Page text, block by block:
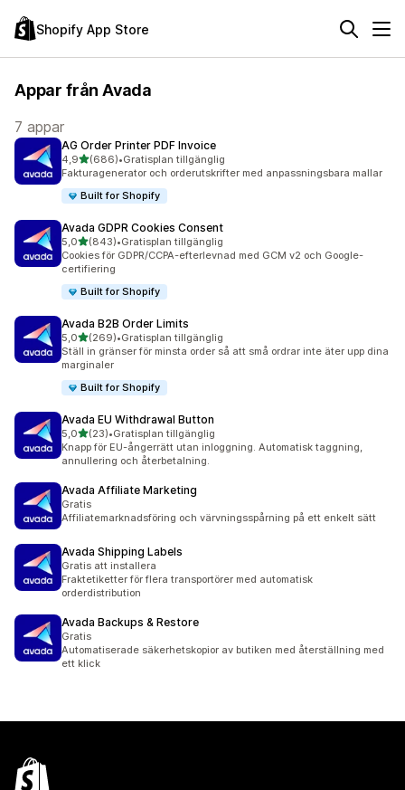
Shopify App Store
Appar från Avada
7 appar
AG Order Printer PDF Invoice
4,9av 5 stjärnor
(686)
686 recensioner totalt
•Gratisplan tillgänglig
Fakturagenerator och orderutskrifter med anpassningsbara mallar
Built for Shopify
Avada GDPR Cookies Consent
5,0av 5 stjärnor
(843)
843 recensioner totalt
•Gratisplan tillgänglig
Cookies för GDPR/CCPA-efterlevnad med GCM v2 och Google-
certifiering
Built for Shopify
Avada B2B Order Limits
5,0av 5 stjärnor
(269)
269 recensioner totalt
•Gratisplan tillgänglig
Ställ in gränser för minsta order så att små ordrar inte äter upp dina
marginaler
Built for Shopify
Avada EU Withdrawal Button
5,0av 5 stjärnor
(23)
23 recensioner totalt
•Gratisplan tillgänglig
Knapp för EU-ångerrätt utan inloggning. Automatisk taggning,
annullering och återbetalning.
Avada Affiliate Marketing
Gratis
Affiliatemarknadsföring och värvningsspårning på ett enkelt sätt
Avada Shipping Labels
Gratis att installera
Fraktetiketter för flera transportörer med automatisk
orderdistribution
Avada Backups & Restore
Gratis
Automatiserade säkerhetskopior av butiken med återställning med
ett klick